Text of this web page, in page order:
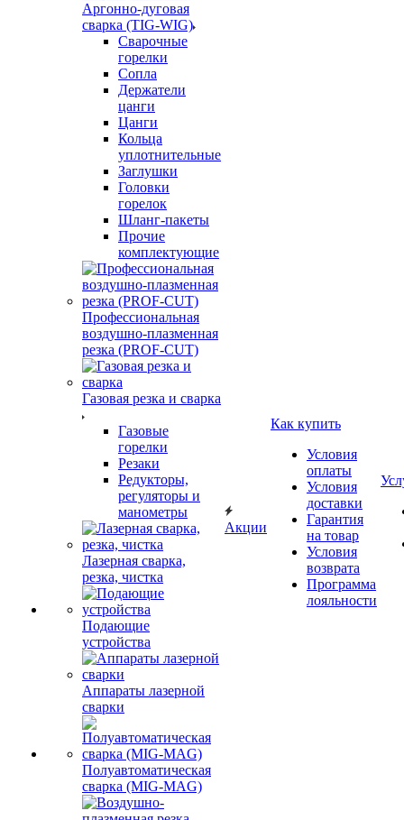
Аргонно-дуговая
сварка (TIG-WIG)
Сварочные
горелки
Сопла
Держатели
цанги
Цанги
Кольца
уплотнительные
Заглушки
Головки
горелок
Шланг-пакеты
Прочие
комплектующие
Профессиональная
воздушно-плазменная
резка (PROF-CUT)
Газовая резка и сварка
Газовые
горелки
Резаки
Редукторы,
регуляторы и
манометры
Лазерная сварка,
резка, чистка
Подающие
устройства
Аппараты лазерной
сварки
Полуавтоматическая
сварка (MIG-MAG)
Акции
Как купить
Условия
оплаты
Условия
доставки
Гарантия
на товар
Условия
возврата
Программа
лояльности